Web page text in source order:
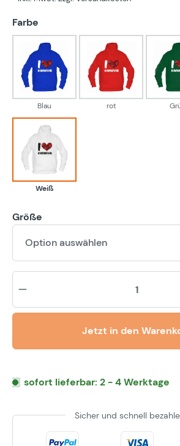
Farbe
Blau
Blau
rot
rot
Weiß
Weiß
Größe
Option auswählen
Jetzt in den
sofort lieferbar: 2 - 4 Werktage
Sicher und schnell